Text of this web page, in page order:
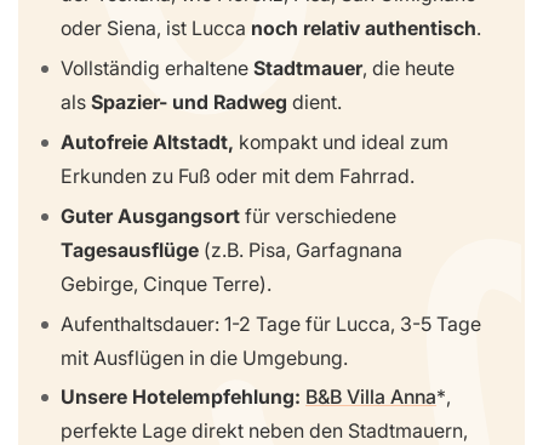
oder Siena, ist Lucca noch relativ authentisch.
Vollständig erhaltene Stadtmauer, die heute
als Spazier- und Radweg dient.
Autofreie Altstadt, kompakt und ideal zum
Erkunden zu Fuß oder mit dem Fahrrad.
Guter Ausgangsort für verschiedene
Tagesausflüge (z.B. Pisa, Garfagnana
Gebirge, Cinque Terre).
Aufenthaltsdauer: 1-2 Tage für Lucca, 3-5 Tage
mit Ausflügen in die Umgebung.
Unsere Hotelempfehlung: B&B Villa Anna ,
perfekte Lage direkt neben den Stadtmauern,